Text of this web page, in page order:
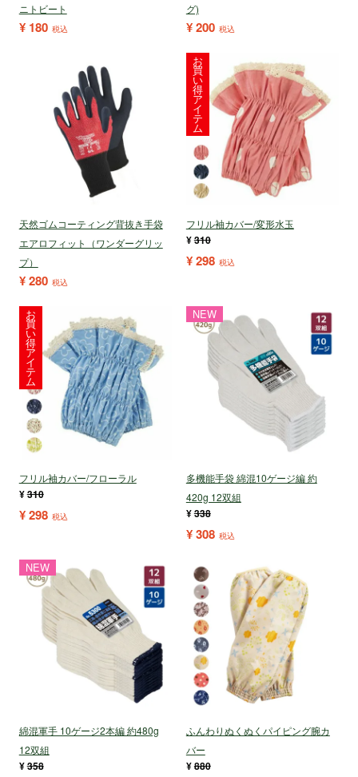
ニトビート
¥ 180 税込
グ)
¥200 税込
天然ゴムコーティング背抜き手袋
エアロフィット（ワンダーグリッ
プ）
¥280 税込
お
買
い
得
ア
イ
テ
ム
フリル袖カバー/変形水玉
¥310
¥298 税込
お
買
い
得
ア
イ
テ
ム
フリル袖カバー/フローラル
¥310
¥298 税込
NEW
多機能手袋 綿混10ゲージ編 約
420g 12双組
¥338
¥308 税込
NEW
綿混軍手 10ゲージ2本編 約480g
12双組
¥358
ふんわりぬくぬくパイピング腕カ
バー
¥880